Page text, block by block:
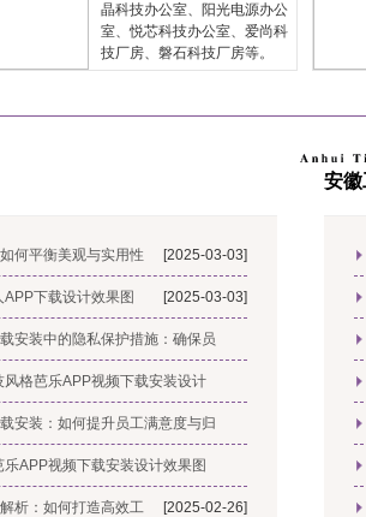
晶科技办公室、阳光电源办公
室、悦芯科技办公室、爱尚科
技厂房、磐石科技厂房等。
如何平衡美观与实用性 [2025-03-03]
下载设计效果图 [2025-03-03]
装中的隐私保护措施：确保员
[2025-02-28]
格芭乐APP视频下载安装设计
[2025-02-28]
装：如何提升员工满意度与归
[2025-02-27]
APP视频下载安装设计效果图
[2025-02-27]
：如何打造高效工 [2025-02-26]
安